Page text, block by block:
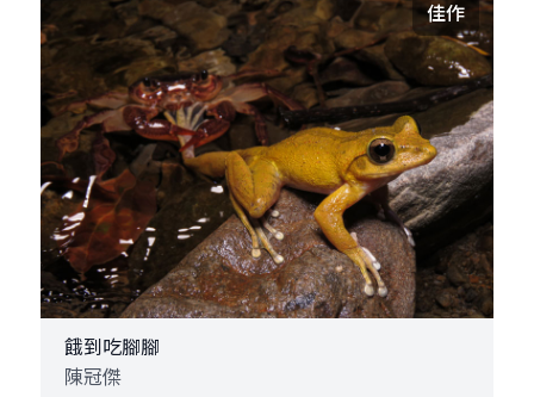
佳作
餓到吃腳腳
陳冠傑